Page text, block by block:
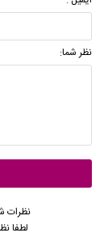
نظر شما:
نظرات
لطفا